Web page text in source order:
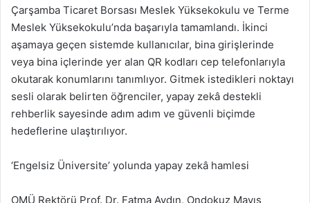
Çarşamba Ticaret Borsası Meslek Yüksekokulu ve Terme
Meslek Yüksekokulu’nda başarıyla tamamlandı. İkinci
aşamaya geçen sistemde kullanıcılar, bina girişlerinde
veya bina içlerinde yer alan QR kodları cep telefonlarıyla
okutarak konumlarını tanımlıyor. Gitmek istedikleri noktayı
sesli olarak belirten öğrenciler, yapay zekâ destekli
rehberlik sayesinde adım adım ve güvenli biçimde
hedeflerine ulaştırılıyor.
‘Engelsiz Üniversite’ yolunda yapay zekâ hamlesi
OMÜ Rektörü Prof. Dr. Fatma Aydın, Ondokuz Mayıs